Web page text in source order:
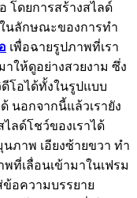
โดยการสร้างสไลด์
นลักษณะของการทำ
เพื่อฉายรูปภาพที่เรา
าให้ดูอย่างสวยงาม ซึ่ง
โอได้ทั้งในรูปแบบ
นอกจากนี้แล้วเรายัง
ลด์โชว์ของเราได้
ภาพ เอียงซ้ายขวา ทำ
ที่เลื่อนเข้ามาในเฟรม
ข้อความบรรยาย